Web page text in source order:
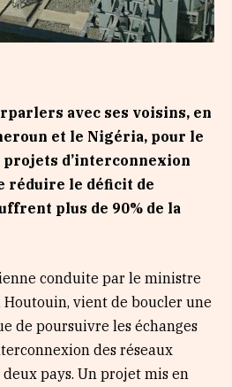
avec ses voisins, en
et le Nigéria, pour le
projets d’interconnexion
réduire le déficit de
plus de 90% de la
conduite par le ministre
Houtouin, vient de boucler une
de poursuivre les échanges
des réseaux
pays. Un projet mis en